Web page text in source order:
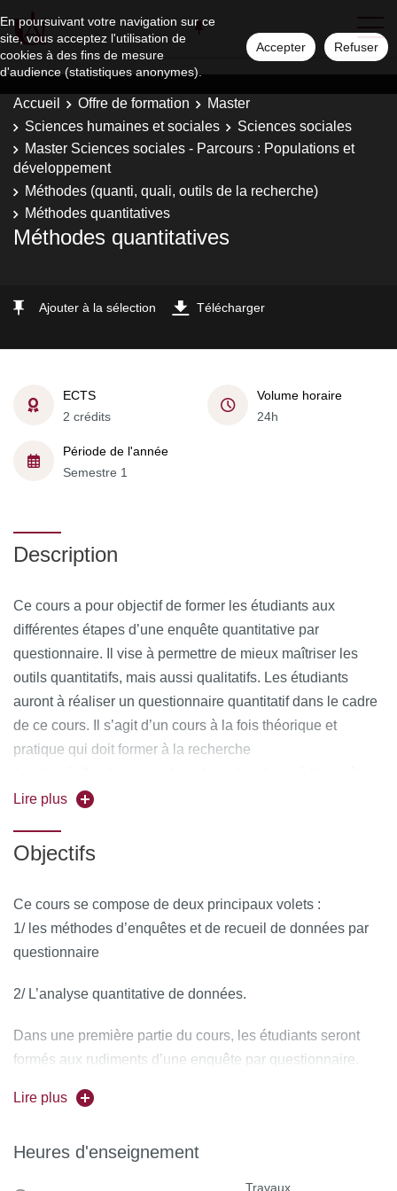
En poursuivant votre navigation sur ce
site, vous acceptez l'utilisation de
cookies à des fins de mesure
d'audience (statistiques anonymes).
Accepter Refuser
Accueil Offre de formation
Master
Sciences humaines et sociales
Sciences sociales
Master Sciences sociales - Parcours : Populations et
développement
Méthodes (quanti, quali, outils de la recherche)
Méthodes quantitatives
Méthodes quantitatives
Ajouter à la sélection Télécharger
ECTS
2 crédits
Volume horaire
24h
Période de l'année
Semestre 1
Description
Ce cours a pour objectif de former les étudiants aux
différentes étapes d’une enquête quantitative par
questionnaire. Il vise à permettre de mieux maîtriser les
outils quantitatifs, mais aussi qualitatifs. Les étudiants
auront à réaliser un questionnaire quantitatif dans le cadre
de ce cours. Il s’agit d’un cours à la fois théorique et
pratique qui doit former à la recherche
par l’enquête. L’aspect empirique de cette formation, où
atout certain pour votre avenir, qu’il soit universitaire ou
professionnel.
Lire plus
Objectifs
Ce cours se compose de deux principaux volets :
1/ les méthodes d’enquêtes et de recueil de données par
questionnaire
2/ L’analyse quantitative de données.
Dans une première partie du cours, les étudiants seront
formés aux rudiments d’une enquête par questionnaire.
problématique, le champ d’enquête ainsi que la population
(enquête en ligne) à partir du logiciel Lime Survey ; les
Lire plus
Heures d'enseignement
Travaux